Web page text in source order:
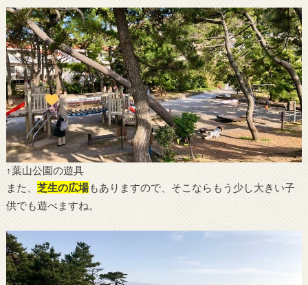
↑葉山公園の遊具
また、 芝生の広場もありますので、そこならもう少し大きい子
供でも遊べますね。